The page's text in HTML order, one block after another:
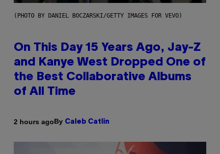
(PHOTO BY DANIEL BOCZARSKI/GETTY IMAGES FOR VEVO)
On This Day 15 Years Ago, Jay-Z
and Kanye West Dropped One of
the Best Collaborative Albums
of All Time
2 hours agoBy Caleb Catlin